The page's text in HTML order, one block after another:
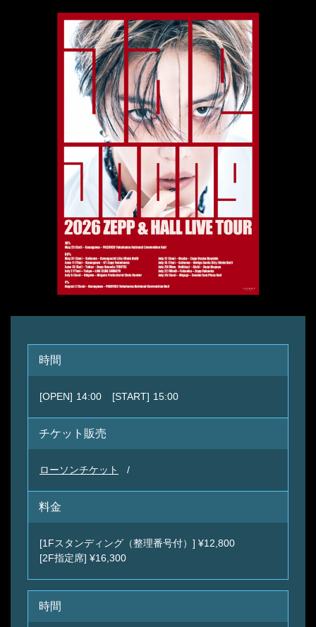
時間
[OPEN] 14:00 [START] 15:00
チケット販売
ローソンチケット
料金
[1Fスタンディング（整理番号付）] ¥12,800
[2F指定席] ¥16,300
時間